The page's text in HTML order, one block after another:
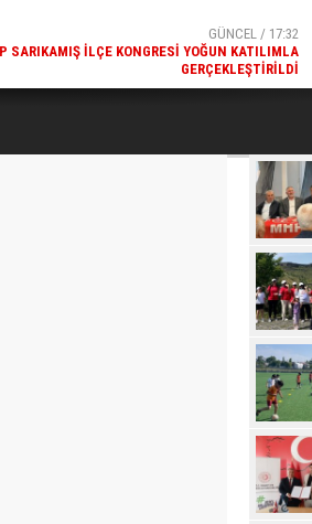
GÜNCEL / 17:08
GEZI TURU, SPORSEVERLERI BIR ARAYA GETIRDI